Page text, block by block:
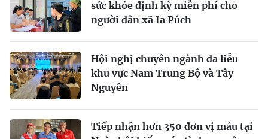
sức khỏe định kỳ miễn phí cho
người dân xã Ia Púch
Hội nghị chuyên ngành da liễu
khu vực Nam Trung Bộ và Tây
Nguyên
Tiếp nhận hơn 350 đơn vị máu tại